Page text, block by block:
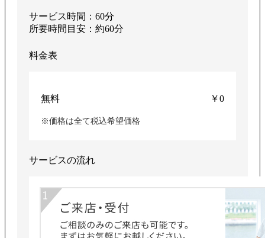
サービス時間：60分
所要時間目安：約60分
料金表
無料 ￥0
※価格は全て税込希望価格
サービスの流れ